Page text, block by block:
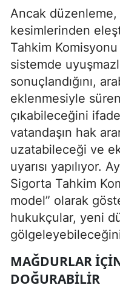
Ancak düzenleme,
kesimlerinden
Tahkim
sistemde
sonuçlandığını,
eklenmesiyle
çıkabileceğini
vatandaşın hak
uzatabileceği ve
uyarısı yapılıyor.
Sigorta Tahkim
model” olarak
hukukçular, yeni
MAĞDURLAR
DOĞURABILIR